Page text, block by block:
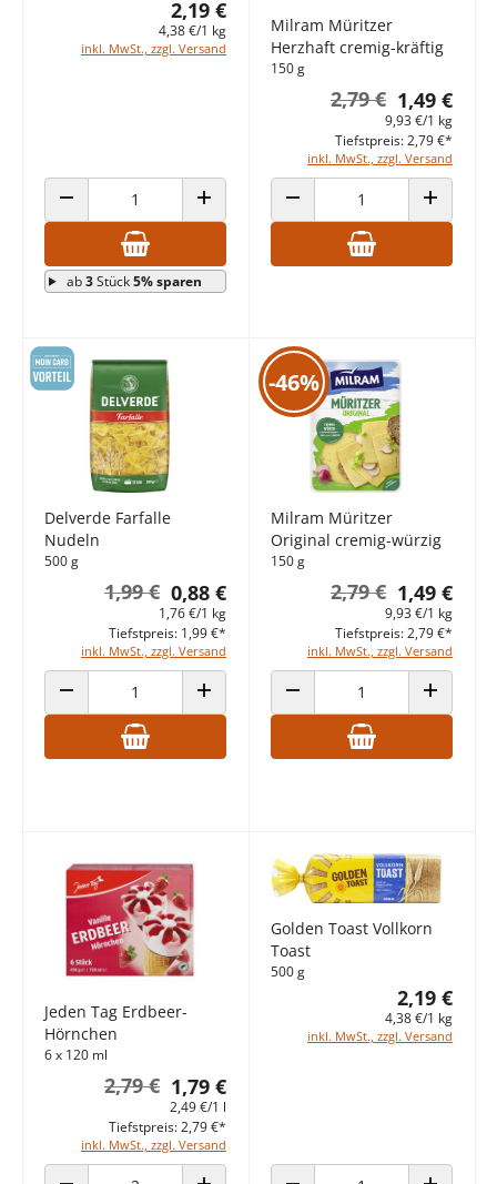
2,19 €
4,38 €/1 kg
inkl. MwSt., zzgl. Versand
ANZAHL VERRINGERN ANZAHL ERHÖHEN
ab3Stück5% sparen
Milram Müritzer
Herzhaft cremig-kräftig
150 g
1,49 €
2,79 €
9,93 €/1 kg
inkl. MwSt., zzgl. Versand
Tiefstpreis: 2,79 €*
ANZAHL VERRINGERN ANZAHL
Delverde Farfalle
Nudeln
500 g
0,88 €
1,99 €
1,76 €/1 kg
inkl. MwSt., zzgl. Versand
Tiefstpreis: 1,99 €*
ANZAHL VERRINGERN ANZAHL ERHÖHEN
-46%
Milram Müritzer
Original cremig-würzig
150 g
1,49 €
2,79 €
9,93 €/1 kg
inkl. MwSt., zzgl. Versand
Tiefstpreis: 2,79 €*
ANZAHL VERRINGERN ANZAHL
Jeden Tag Erdbeer-
Hörnchen
6 x 120 ml
1,79 €
2,79 €
2,49 €/1 l
inkl. MwSt., zzgl. Versand
Tiefstpreis: 2,79 €*
Golden Toast Vollkorn
Toast
500 g
2,19 €
4,38 €/1 kg
inkl. MwSt., zzgl. Versand